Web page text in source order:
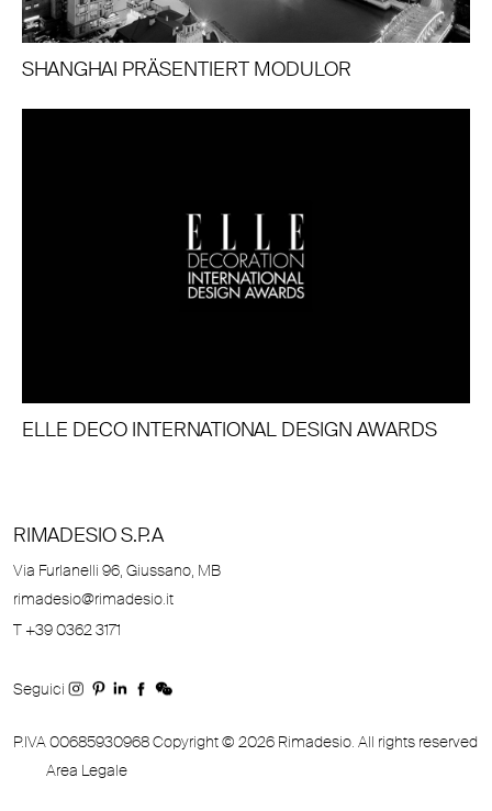
SHANGHAI PRÄSENTIERT MODULOR
ELLE DECO INTERNATIONAL DESIGN AWARDS
RIMADESIO S.P.A
Via Furlanelli 96, Giussano, MB
rimadesio@rimadesio.it
T +39 0362 3171
Seguici
P.IVA 00685930968 Copyright © 2026 Rimadesio. All rights reserved
Area Legale